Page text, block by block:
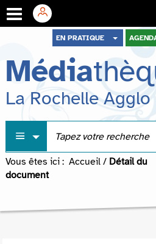
menu
contenu
recherche
EN PRATIQUE
Média
La Rochelle Agglo
Vous êtes ici : Accueil / Détail du
document